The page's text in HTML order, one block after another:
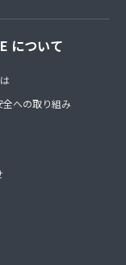
について
への取り組み